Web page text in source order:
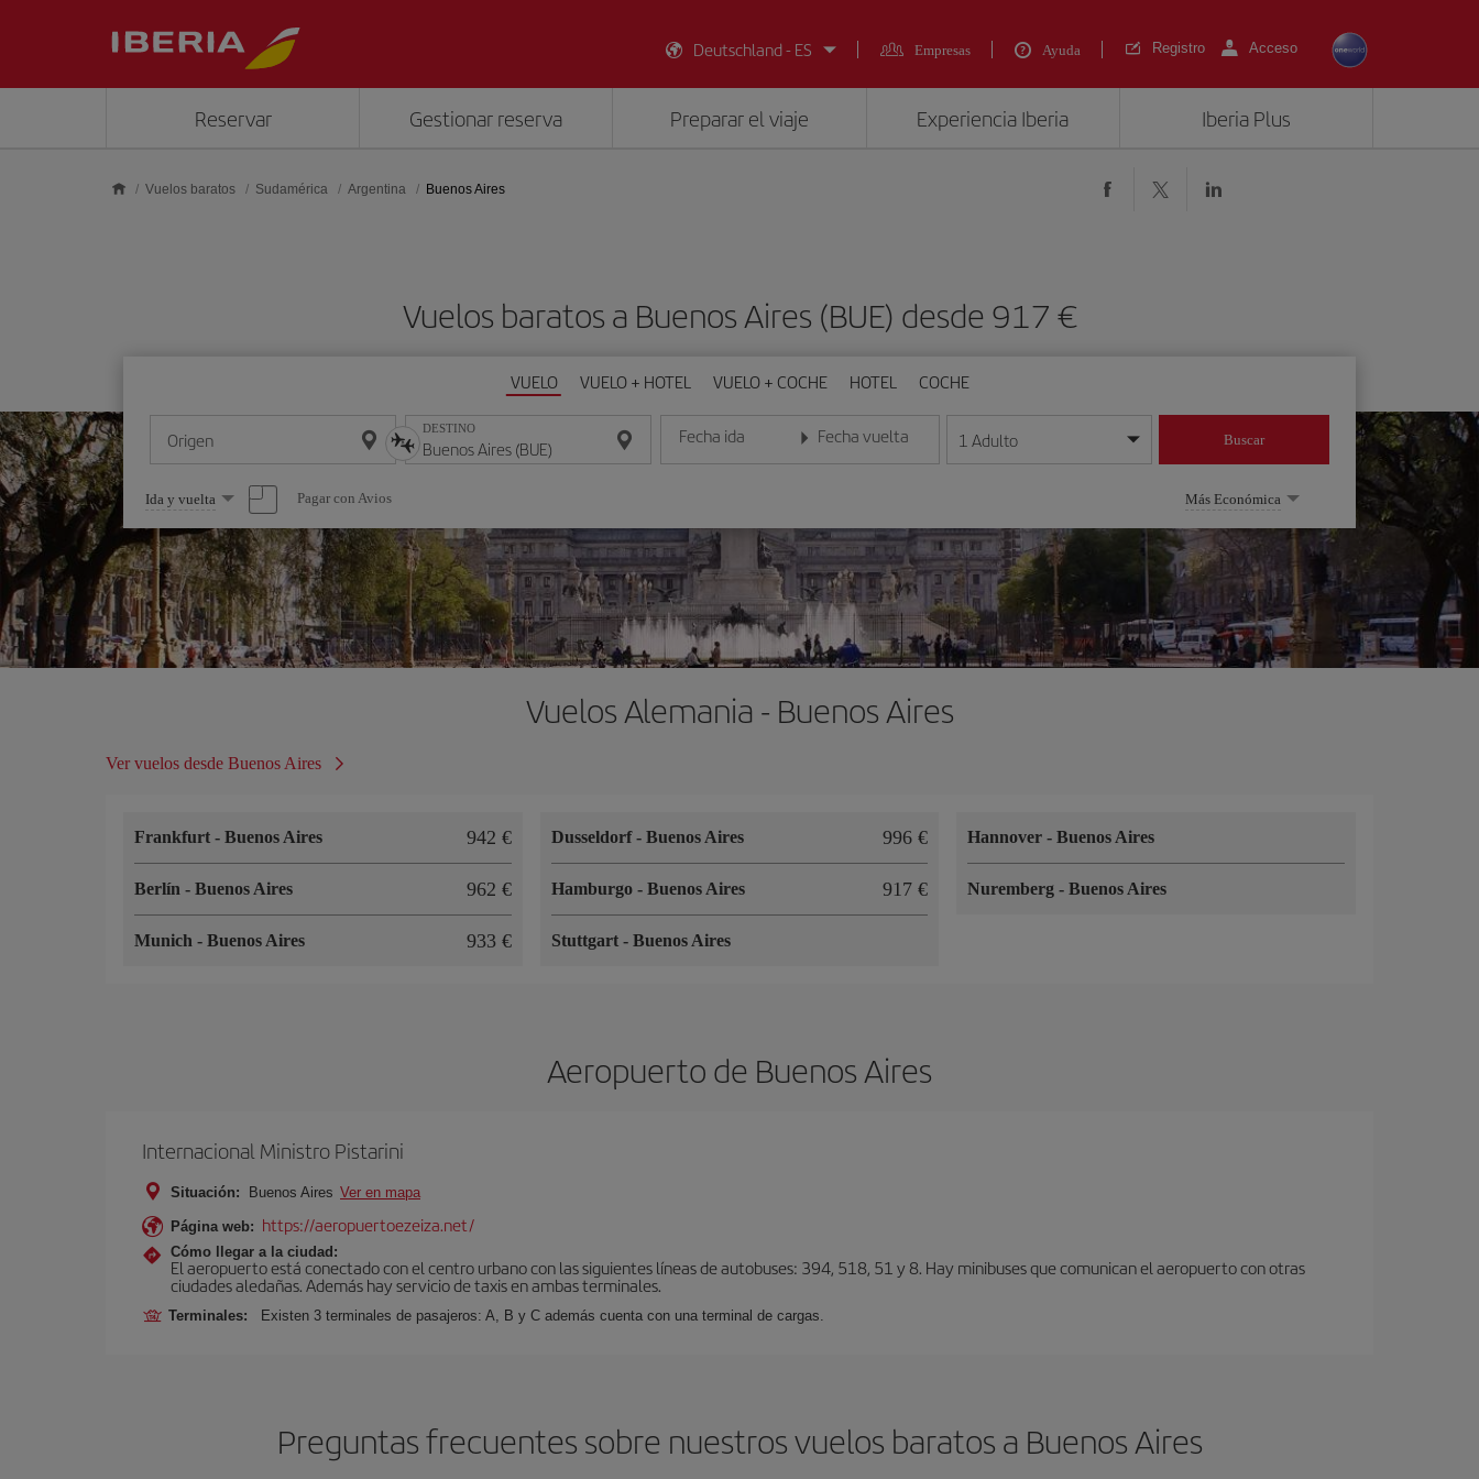
Deutschland - ES
Empresas Ayuda Registro Acceso
Reservar Gestionar reserva Preparar el viaje Experiencia Iberia Iberia Plus
Vuelos baratos Sudamérica Argentina Buenos Aires
Vuelos baratos a Buenos Aires (BUE) desde 917 €
VUELO VUELO + HOTEL VUELO + COCHE HOTEL COCHE
Origen DESTINO Fecha ida
Introduce la fecha en formato día/mes/año
Fecha vuelta
Introduce la fecha en formato día/mes/año
1 Adulto Buscar
Seleccione
una
opción
Ida y vuelta Pagar con Avios Más Económica
Vuelos Alemania - Buenos Aires
Ver vuelos desde Buenos Aires
Frankfurt - Buenos Aires 942 €
Berlín - Buenos Aires 962 €
Munich - Buenos Aires 933 €
Dusseldorf- Buenos Aires 996 €
Hamburgo - Buenos Aires 917 €
Stuttgart - Buenos Aires
Hannover-Buenos Aires
Nuremberg-Buenos Aires
Aeropuerto de Buenos Aires
Internacional Ministro Pistarini
Situación: Buenos Aires Ver en mapa
Página web: https://aeropuertoezeiza.net/
Cómo llegar a la ciudad:
El aeropuerto está conectado con el centro urbano con las siguientes líneas de autobuses: 394, 518, 51 y 8. Hay minibuses que comunican el aeropuerto con otras
ciudades aledañas. Además hay servicio de taxis en ambas terminales.
Terminales: Existen 3 terminales de pasajeros: A, B y C además cuenta con una terminal de cargas.
Preguntas frecuentes sobre nuestros vuelos baratos a Buenos Aires